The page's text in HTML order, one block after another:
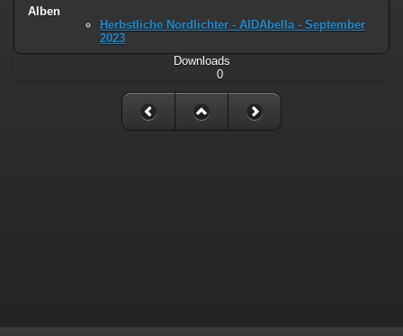
Alben
Herbstliche Nordlichter - AIDAbella - September
2023
Downloads
0